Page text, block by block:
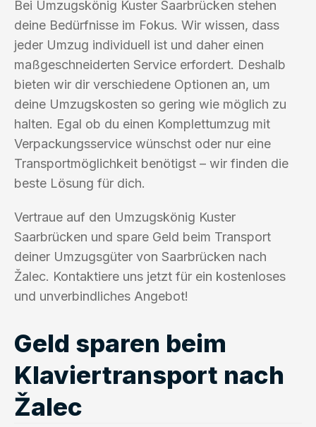
Bei Umzugskönig Kuster Saarbrücken stehen
deine Bedürfnisse im Fokus. Wir wissen, dass
jeder Umzug individuell ist und daher einen
maßgeschneiderten Service erfordert. Deshalb
bieten wir dir verschiedene Optionen an, um
deine Umzugskosten so gering wie möglich zu
halten. Egal ob du einen Komplettumzug mit
Verpackungsservice wünschst oder nur eine
Transportmöglichkeit benötigst – wir finden die
beste Lösung für dich.
Vertraue auf den Umzugskönig Kuster
Saarbrücken und spare Geld beim Transport
deiner Umzugsgüter von Saarbrücken nach
Žalec. Kontaktiere uns jetzt für ein kostenloses
und unverbindliches Angebot!
Geld sparen beim
Klaviertransport nach
Žalec